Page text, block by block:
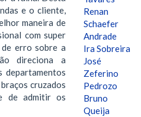
e o cliente,
maneira de
com super
erro sobre a
direciona a
departamentos
cruzados
de admitir os
Renan
Schaefer
Andrade
Ira Sobreira
José
Zeferino
Pedrozo
Bruno
Queija